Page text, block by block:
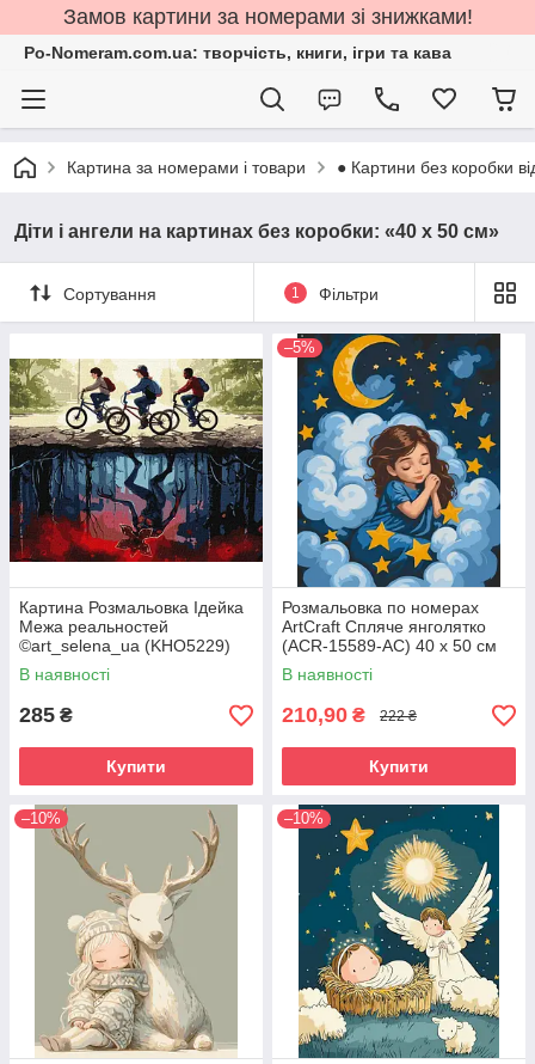
Замов картини за номерами зі знижками!
Po-Nomeram.com.ua: творчість, книги, ігри та кава
Картина за номерами і товари ● Картини без коробки
Діти і ангели на картинах без коробки: «40 х 50 см»
Сортування 1 Фільтри
Картина Розмальовка Ідейка
Межа реальностей
©art_selena_ua (KHO5229)
40 х 50 см
В наявності
285 ₴
Купити
–5%
Розмальовка по номерах
ArtCraft Спляче янголятко
(ACR-15589-AC) 40 х 50 см
В наявності
210,90 ₴ 222 ₴
Купити
–10% –10%